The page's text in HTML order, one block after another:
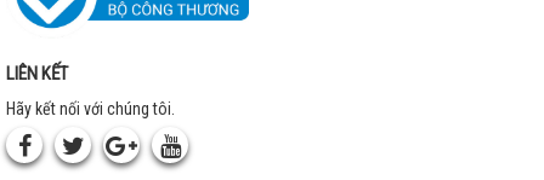
LIÊN KẾT
Hãy kết nối với chúng tôi.